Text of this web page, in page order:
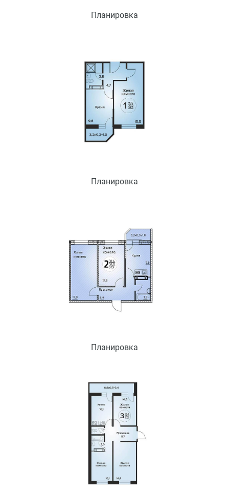
Планировка
Планировка
Планировка